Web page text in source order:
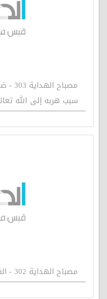
سبب هربه إلى الله
مصباح الهداية 302 - الفرار إلى الله تعالى